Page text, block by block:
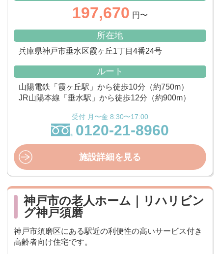
197,670 円〜
所在地
兵庫県神戸市垂水区霞ヶ丘1丁目4番24号
ルート
山陽電鉄「霞ヶ丘駅」から徒歩10分（約750m）
JR山陽本線「垂水駅」から徒歩12分（約900m）
受付 月〜金 8:30〜17:00
0120-21-8960
施設詳細を見る
神戸市の老人ホーム｜リハリビン
グ神戸須磨
神戸市須磨区にある駅近の利便性の高いサービス付き
高齢者向け住宅です。